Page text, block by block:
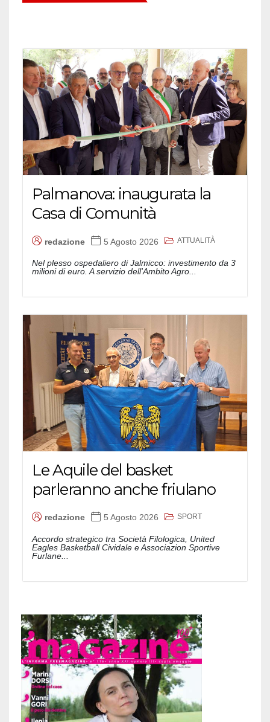
Palmanova: inaugurata la
Casa di Comunità
redazione 5 Agosto 2026 ATTUALITÀ
Nel plesso ospedaliero di Jalmicco: investimento da 3
milioni di euro. A servizio dell'Ambito Agro...
Le Aquile del basket
parleranno anche friulano
redazione 5 Agosto 2026 SPORT
Accordo strategico tra Società Filologica, United
Eagles Basketball Cividale e Associazion Sportive
Furlane...